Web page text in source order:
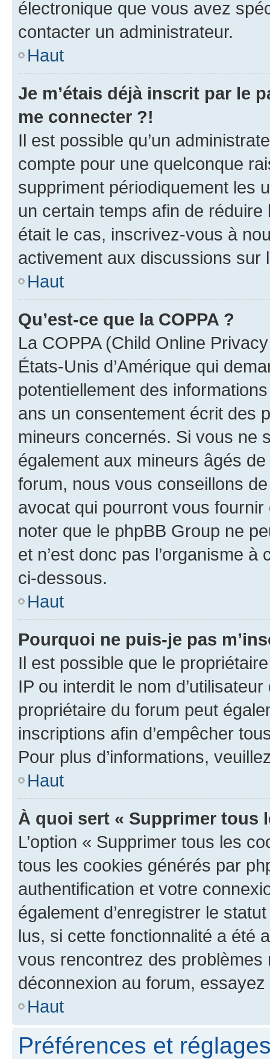
électronique que vous avez
contacter un administrateur.
Haut
Je m’étais déjà inscrit par le
me connecter ?!
Il est possible qu’un
compte pour une quelconque
suppriment périodiquement les
un certain temps afin de
était le cas, inscrivez-vous à
activement aux discussions sur
Haut
Qu’est-ce que la COPPA ?
La COPPA (Child Online
États-Unis d’Amérique qui
potentiellement des
ans un consentement écrit des
mineurs concernés. Si vous ne
également aux mineurs âgés
forum, nous vous conseillons
avocat qui pourront vous
noter que le phpBB Group ne
et n’est donc pas l’organisme
ci-dessous.
Haut
Pourquoi ne puis-je pas
Il est possible que le
IP ou interdit le nom
propriétaire du forum peut
inscriptions afin d’empêcher
Pour plus d’informations,
Haut
À quoi sert « Supprimer tous
L’option « Supprimer tous les
tous les cookies générés par
authentification et votre
également d’enregistrer le
lus, si cette fonctionnalité a été
vous rencontrez des
déconnexion au forum,
Haut
Préférences et